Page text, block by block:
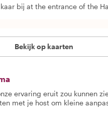
bij at the entrance of the
Bekijk op kaarten
ervaring eruit zou kunnen
met je host om kleine